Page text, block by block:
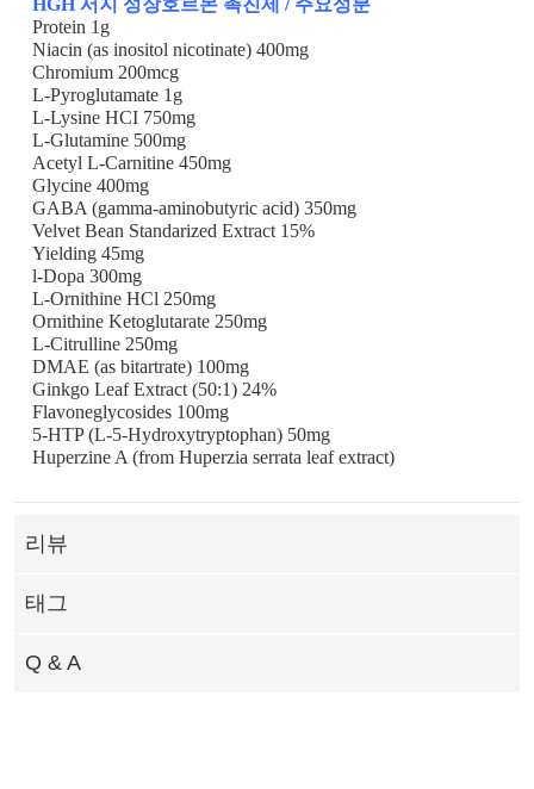
HGH 서지 성장호르몬 촉진제 / 주요성분
Protein 1g
Niacin (as inositol nicotinate) 400mg
Chromium 200mcg
L-Pyroglutamate 1g
L-Lysine HCI 750mg
L-Glutamine 500mg
Acetyl L-Carnitine 450mg
Glycine 400mg
GABA (gamma-aminobutyric acid) 350mg
Velvet Bean Standarized Extract 15%
Yielding 45mg
l-Dopa 300mg
L-Ornithine HCl 250mg
Ornithine Ketoglutarate 250mg
L-Citrulline 250mg
DMAE (as bitartrate) 100mg
Ginkgo Leaf Extract (50:1) 24%
Flavoneglycosides 100mg
5-HTP (L-5-Hydroxytryptophan) 50mg
Huperzine A (from Huperzia serrata leaf extract)
리뷰
태그
Q & A